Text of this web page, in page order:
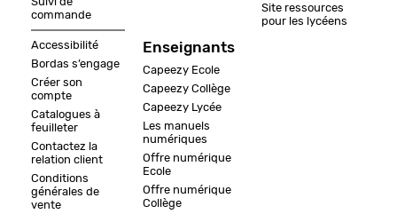
commande
Accessibilité
Bordas s’engage
Créer son
compte
Catalogues à
feuilleter
Contactez la
relation client
Conditions
générales de
vente
Enseignants
Capeezy Ecole
Capeezy Collège
Capeezy Lycée
Les manuels
numériques
Offre numérique
Ecole
Offre numérique
Collège
Site ressources
pour les lycéens